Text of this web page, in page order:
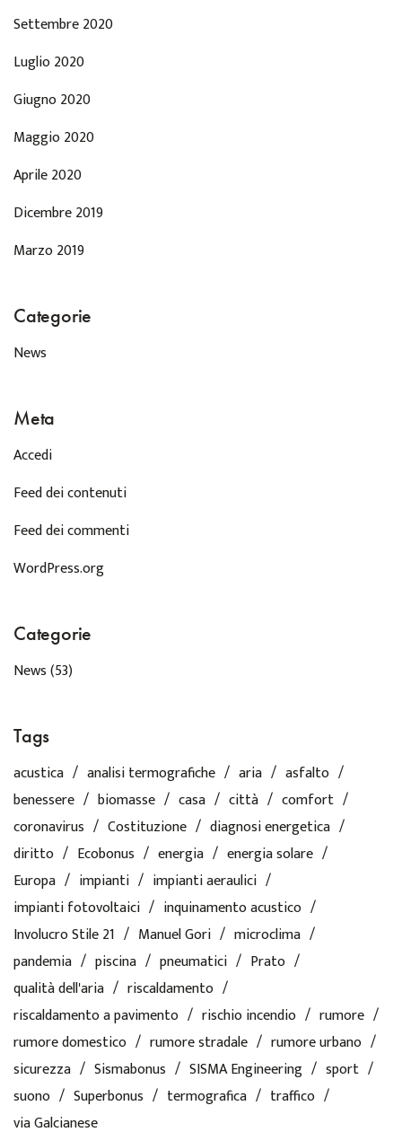
Settembre 2020
Luglio 2020
Giugno 2020
Maggio 2020
Aprile 2020
Dicembre 2019
Marzo 2019
Categorie
News
Meta
Accedi
Feed dei contenuti
Feed dei commenti
WordPress.org
Categorie
News(53)
Tags
acustica analisi termografiche aria
asfalto
benessere
biomasse casa città
comfort
coronavirus
Costituzione
diagnosi energetica
diritto
Ecobonus energia
energia solare
Europa
impianti
impianti aeraulici
impianti fotovoltaici
inquinamento acustico
Involucro Stile 21
Manuel Gori
microclima
pandemia
piscina pneumatici
Prato
qualità dell'aria
riscaldamento
riscaldamento a pavimento
rischio incendio
rumore
rumore domestico
rumore stradale
rumore urbano
sicurezza
Sismabonus SISMA Engineering
sport
suono
Superbonus termografica
traffico
via Galcianese